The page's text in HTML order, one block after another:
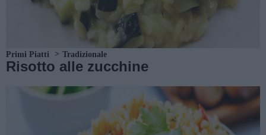
Primi Piatti Tradizionale
Risotto alle zucchine